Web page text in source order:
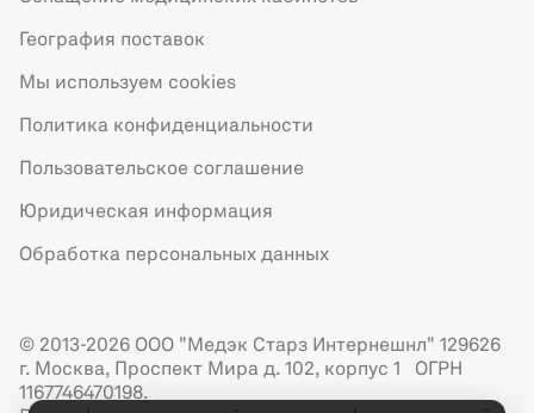
География поставок
Мы используем cookies
Политика конфиденциальности
Пользовательское соглашение
Юридическая информация
Обработка персональных данных
© 2013-2026 ООО "Медэк Старз Интернешнл" 129626
г. Москва, Проспект Мира д. 102, корпус 1 ОГРН
1167746470198.